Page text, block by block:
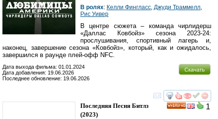
В ролях: Келли Фингласс, Джуди Траммелл,
Рис Уивер
В центре сюжета – команда чирлидерш
«Даллас Ковбойз» сезона 2023-24:
прослушивания, спортивный лагерь и,
наконец, завершение сезона «Ковбойз», который, как и ожидалось,
завершился в раунде плей-офф NFC.
Скачать
Дата выхода фильма: 01.01.2024
Дата добавления: 19.06.2026
Последнее обновление: 19.06.2026
смотреть
1
Последняя Песня Битлз
(2023)